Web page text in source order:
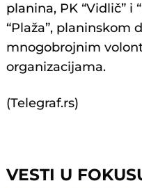
planina, PK “Vidlič” i
“Plaža”, planinskom
mnogobrojnim
organizacijama.
(Telegraf.rs)
VESTI U